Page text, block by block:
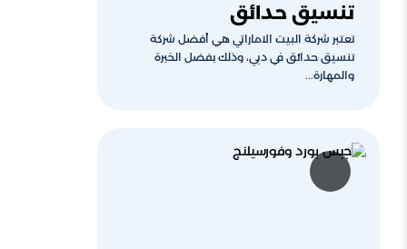
تنسيق حدائق
تعتبر شركة البيت الاماراتي هي أفضل شركة
تنسيق حدائق في دبي، وذلك بفضل الخبرة
والمهارة...